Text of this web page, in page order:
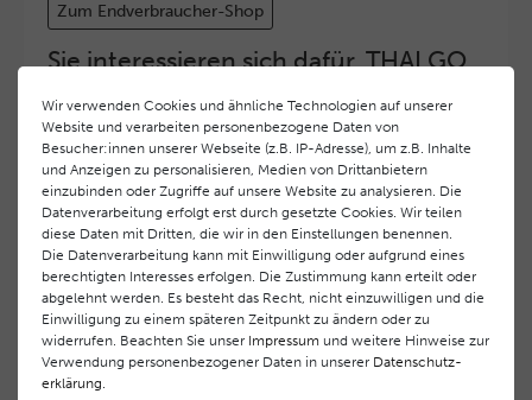
Zum Endverbraucher-Shop
Sie interessieren sich dafür, THALGO
werden?
Hohe Servicequalität und ein exzellentes Markenimage
haben beiTHALGO COSMETICoberste Priorität.
Anspruchsvollen Endverbrauchern möchten wir ein
hohes Qualitätsniveau und gleichzeitig eine
überdurchschnittliche Behandlungs- und Serviceleistung
gewährleisten. Deshalb haben wir ein selektives
Vertriebssystem eingeführt. THALGO COSMETICPartner
werden auf diese Weise wirtschaftlich unterstützt,
während Endverbrauchern eine stets gleichbleibend hohe
Dienstleistungsqualität und ein innovatives Produkt- und
Wir verwenden Cookies und ähnliche Technologien auf unserer
Website und verarbeiten personenbezogene Daten von
Besucher:innen unserer Webseite (z.B. IP-Adresse), um z.B. Inhalte
und Anzeigen zu personalisieren, Medien von Drittanbietern
einzubinden oder Zugriffe auf unsere Website zu analysieren. Die
Datenverarbeitung erfolgt erst durch gesetzte Cookies. Wir teilen
diese Daten mit Dritten, die wir in den Einstellungen benennen.
Die Datenverarbeitung kann mit Einwilligung oder aufgrund eines
berechtigten Interesses erfolgen. Die Zustimmung kann erteilt oder
abgelehnt werden. Es besteht das Recht, nicht einzuwilligen und die
Einwilligung zu einem späteren Zeitpunkt zu ändern oder zu
widerrufen. Beachten Sie unser Impressum und weitere Hinweise zur
Verwendung personenbezogener Daten in unserer Daten­schutz­
erklärung.